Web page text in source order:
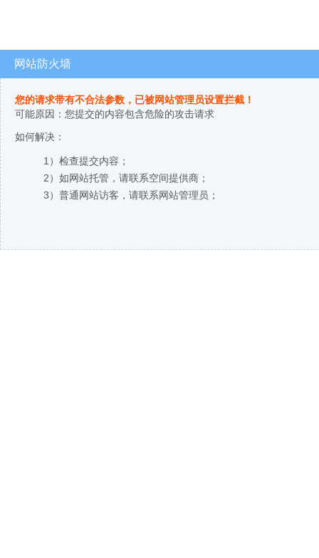
网站防火墙
您的请求带有不合法参数，已被网站管理员设置拦截！
可能原因：您提交的内容包含危险的攻击请求
如何解决：
1）检查提交内容；
2）如网站托管，请联系空间提供商；
3）普通网站访客，请联系网站管理员；